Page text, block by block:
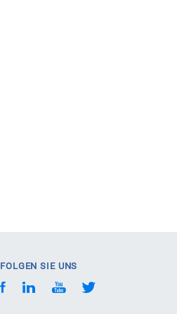
FOLGEN SIE UNS